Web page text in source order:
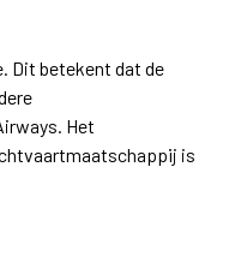
Dit betekent dat de
Het
is